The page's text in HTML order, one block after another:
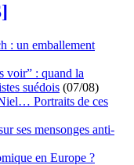
: un emballement
voir” : quand la
suédois (07/08)
Portraits de ces
ses mensonges anti-
en Europe ?